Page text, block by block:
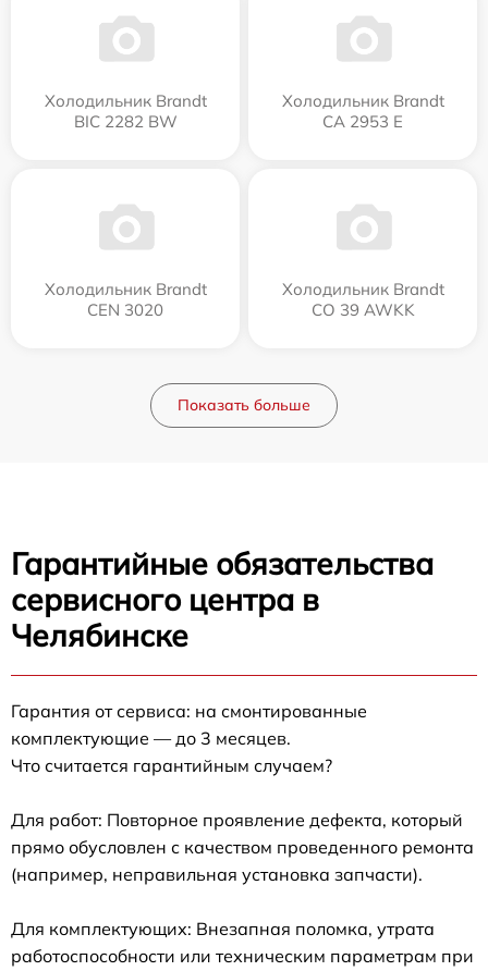
Холодильник Brandt
BIC 2282 BW
Холодильник Brandt
CA 2953 E
Холодильник Brandt
CEN 3020
Холодильник Brandt
CO 39 AWKK
Показать больше
Гарантийные обязательства
сервисного центра в
Челябинске
Гарантия от сервиса: на смонтированные
комплектующие — до 3 месяцев.
Что считается гарантийным случаем?
Для работ: Повторное проявление дефекта, который
прямо обусловлен с качеством проведенного ремонта
(например, неправильная установка запчасти).
Для комплектующих: Внезапная поломка, утрата
работоспособности или техническим параметрам при